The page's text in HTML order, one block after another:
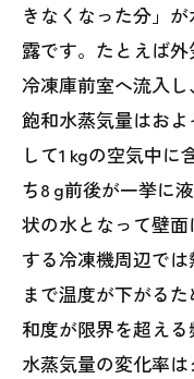
きなくなった分」
露です。たとえば
冷凍庫前室へ流入し
飽和水蒸気量はお
して1 kgの空気中に
ち8 g前後が一挙に
状の水となって壁
する冷凍機周辺で
まで温度が下がる
和度が限界を超え
水蒸気量の変化率